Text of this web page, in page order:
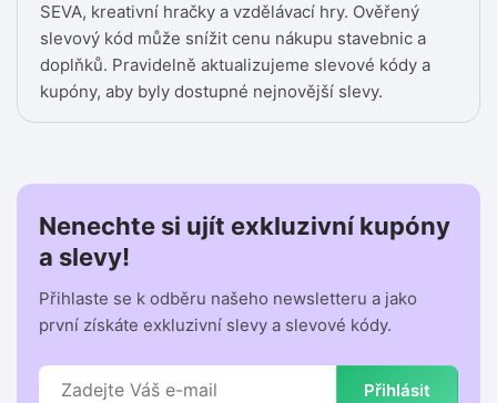
SEVA, kreativní hračky a vzdělávací hry. Ověřený
slevový kód může snížit cenu nákupu stavebnic a
doplňků. Pravidelně aktualizujeme slevové kódy a
kupóny, aby byly dostupné nejnovější slevy.
Nenechte si ujít exkluzivní kupóny
a slevy!
Přihlaste se k odběru našeho newsletteru a jako
první získáte exkluzivní slevy a slevové kódy.
Přihlásit